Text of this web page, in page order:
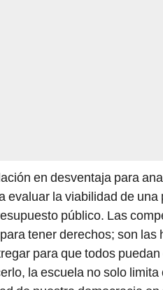
en desventaja para
evaluar la viabilidad de una
público. Las
tener derechos; son las
para que todos
la escuela no solo limita